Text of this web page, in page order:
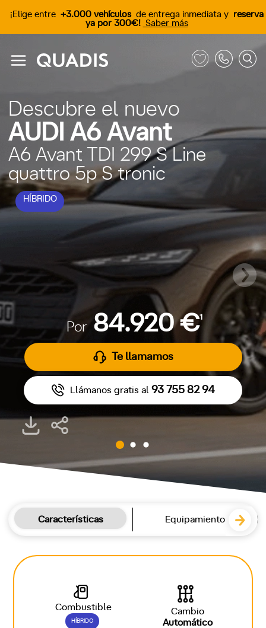
¡Elige entre +3.000 vehículos de entrega inmediata y reserva
ya por 300€! Saber más
Descubre el nuevo
AUDI A6 Avant
HÍBRIDO
A6 Avant TDI 299 S Line
quattro 5p S tronic
Por 84.920 €1
Te llamamos
Llámanos gratis al 93 755 82 94
Características Equipamiento
Combustible
HÍBRIDO
Cambio
Automático